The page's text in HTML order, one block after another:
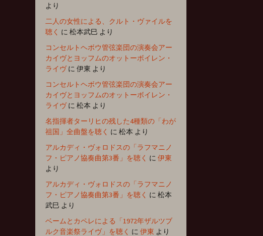
より
二人の女性による、クルト・ヴァイルを
聴く に 松本武巳 より
コンセルトヘボウ管弦楽団の演奏会アー
カイヴとヨッフムのオットーボイレン・
ライヴに 伊東 より
コンセルトヘボウ管弦楽団の演奏会アー
カイヴとヨッフムのオットーボイレン・
ライヴに 松本 より
名指揮者ターリヒの残した4種類の「わが
祖国」全曲盤を聴く に 松本 より
アルカディ・ヴォロドスの「ラフマニノ
フ・ピアノ協奏曲第3番」を聴く に 伊東
より
アルカディ・ヴォロドスの「ラフマニノ
フ・ピアノ協奏曲第3番」を聴く に 松本
武巳 より
ベームとカペレによる「1972年ザルツブ
ルク音楽祭ライヴ」を聴く に 伊東 より